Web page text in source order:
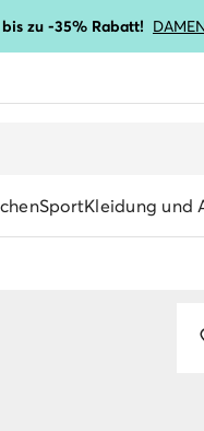
zu -35% Rabatt!
SportKleidung und